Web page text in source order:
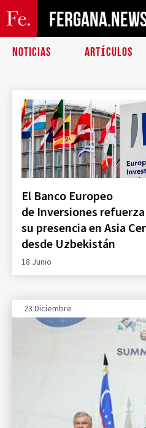
NOTICIAS ARTÍCULOS
El Banco Europeo
de Inversiones refuerza
su presencia en Asia
desde Uzbekistán
18 Junio
23 Diciembre